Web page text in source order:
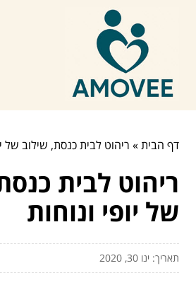
דף הבית» ריהוט לבית כנסת, שילוב של
ריהוט לבית
של יופי ונוחות
תאריך: ינו 30, 2020